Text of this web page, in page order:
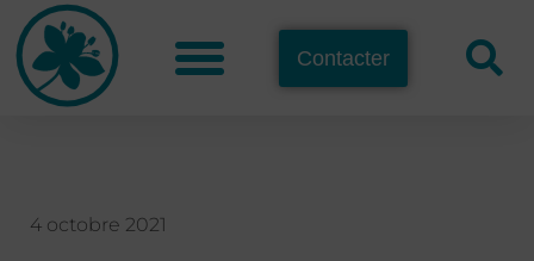
Contacter
4 octobre 2021